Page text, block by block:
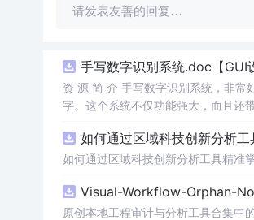
请发表友善的回复…
手写数字识别系统.doc【GUI
资 源 简 介 手写数字识别系统，非常
字。这个系统不仅功能强大，而且还
便和实用的工具，你一定会喜欢它的
如何通过区域科技创新分析
如何通过区域科技创新分析工具精准
Visual-Workflow-Orphan-
原创本地工程审计与分析工具合集中